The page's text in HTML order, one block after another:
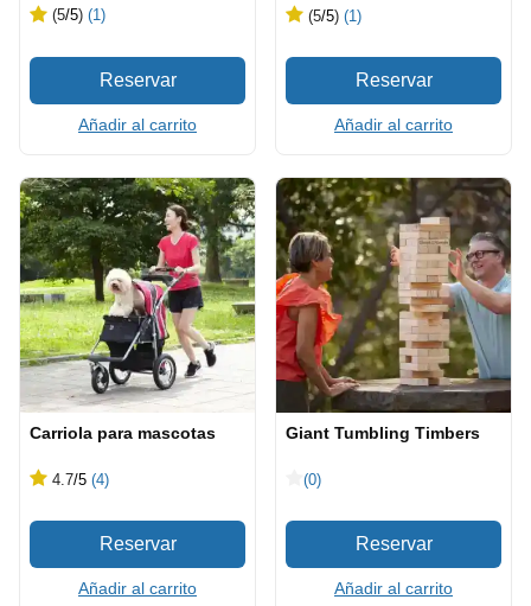
(5/5) (1)
Añadir al carrito
(5/5) (1)
Añadir al carrito
Carriola para mascotas
4.7/5 (4)
Añadir al carrito
Giant Tumbling Timbers
(0)
Añadir al carrito